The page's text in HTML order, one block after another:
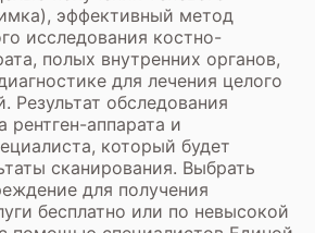
эффективный метод
исследования костно-
полых внутренних органов,
для лечения целого
Результат обследования
рентген-аппарата и
который будет
сканирования. Выбрать
для получения
бесплатно или по невысокой